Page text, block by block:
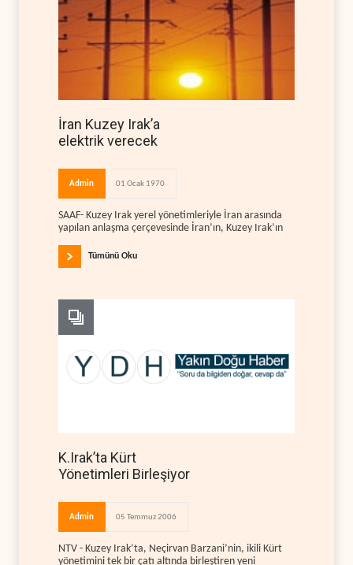
İran Kuzey Irak’a
elektrik verecek
Admin 01 Ocak 1970
SAAF- Kuzey Irak yerel yönetimleriyle İran arasında
yapılan anlaşma çerçevesinde İran’ın, Kuzey Irak’ın
Tümünü Oku
K.Irak’ta Kürt
Yönetimleri Birleşiyor
Admin 05 Temmuz 2006
NTV - Kuzey Irak’ta, Neçirvan Barzani’nin, ikili Kürt
yönetimini tek bir çatı altında birleştiren yeni